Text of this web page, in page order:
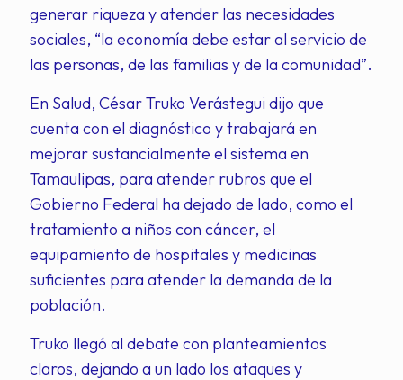
generar riqueza y atender las necesidades
sociales, “la economía debe estar al servicio de
las personas, de las familias y de la comunidad”.
En Salud, César Truko Verástegui dijo que
cuenta con el diagnóstico y trabajará en
mejorar sustancialmente el sistema en
Tamaulipas, para atender rubros que el
Gobierno Federal ha dejado de lado, como el
tratamiento a niños con cáncer, el
equipamiento de hospitales y medicinas
suficientes para atender la demanda de la
población.
Truko llegó al debate con planteamientos
claros, dejando a un lado los ataques y